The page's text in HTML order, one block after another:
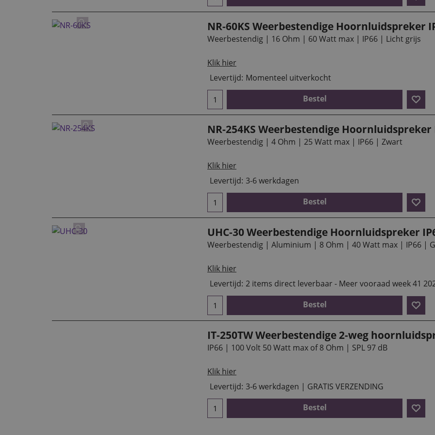
NR-60KS Weerbestendige Hoornluidspreker
Weerbestendig | 16 Ohm | 60 Watt max | IP66 | Licht grijs
Klik hier
Levertijd: Momenteel uitverkocht
Bestel
NR-254KS Weerbestendige Hoornluidspreker
Weerbestendig | 4 Ohm | 25 Watt max | IP66 | Zwart
Klik hier
Levertijd: 3-6 werkdagen
Bestel
UHC-30 Weerbestendige Hoornluidspreker
Weerbestendig | Aluminium | 8 Ohm | 40 Watt max | IP66 |
Klik hier
Levertijd: 2 items direct leverbaar - Meer vooraad week 41
Bestel
IT-250TW Weerbestendige 2-weg
IP66 | 100 Volt 50 Watt max of 8 Ohm | SPL 97 dB
Klik hier
Levertijd: 3-6 werkdagen | GRATIS VERZENDING
Bestel